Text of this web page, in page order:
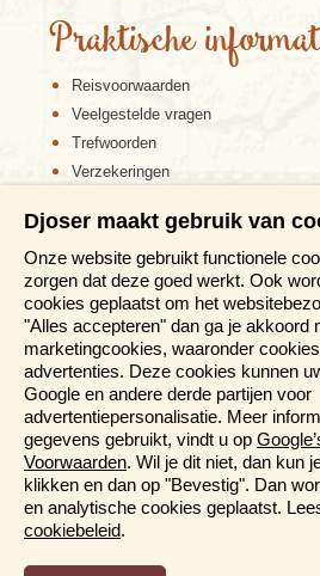
Praktische
Reisvoorwaarden
Veelgestelde vragen
Trefwoorden
Verzekeringen
Disclaimer
Cookiebeleid
Privacy verklaring
Reis en boek met Djoser zekerheid
Meer weten?
Brochure aanvragen
Presentaties en Informatiedagen
Magazine
Aanmelden nieuwsbrief
Djoser maakt gebruik van
Onze website gebruikt functionele
zorgen dat deze goed werkt. Ook
cookies geplaatst om het
"Alles accepteren" dan ga je akkoord
marketingcookies, waaronder
advertenties. Deze cookies kunnen
Google en andere derde partijen voor
advertentiepersonalisatie. Meer
gegevens gebruikt, vindt u op
Voorwaarden. Wil je dit niet, dan kun
klikken en dan op "Bevestig". Dan
en analytische cookies geplaatst.
cookiebeleid.